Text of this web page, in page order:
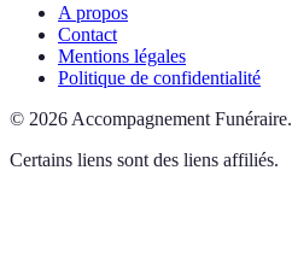
A propos
Contact
Mentions légales
Politique de confidentialité
© 2026 Accompagnement Funéraire.
Certains liens sont des liens affiliés.